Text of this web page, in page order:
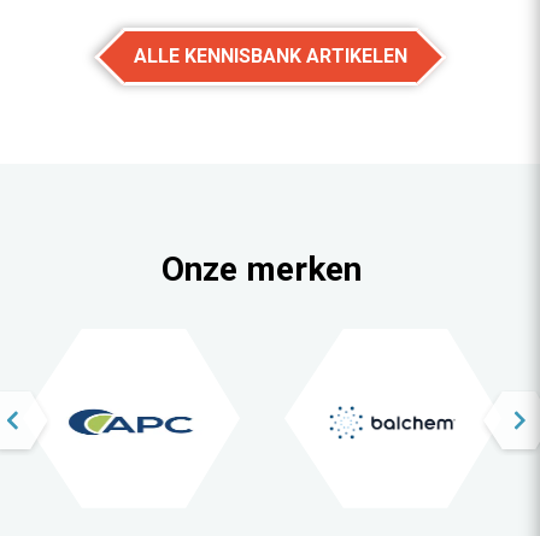
ALLE KENNISBANK ARTIKELEN
Onze merken